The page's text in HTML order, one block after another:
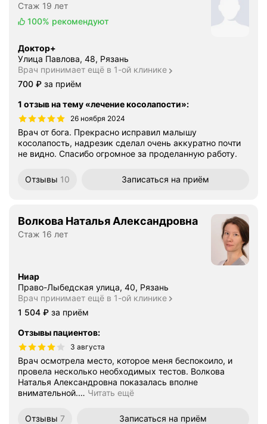
Стаж 19 лет
100% рекомендуют
Доктор+
Улица Павлова, 48, Рязань
Врач принимает ещё в 1-ой клинике
Цена
700 ₽ за приём
1 отзыв на тему «лечение косолапости»:
26 ноября 2024
Врач от бога. Прекрасно исправил малышу
косолапость, надрезик сделал очень аккуратно почти
не видно. Спасибо огромное за проделанную работу.
Отзывы 10 Записаться на приём
Волкова Наталья Александровна
Стаж 16 лет
Ниар
Право-Лыбедская улица, 40, Рязань
Врач принимает ещё в 1-ой клинике
Цена
1504
1 504 ₽ за приём
Отзывы пациентов:
3 августа
Врач осмотрела место, которое меня беспокоило, и
провела несколько необходимых тестов. Волкова
Наталья Александровна показалась вполне
внимательной.… Читать ещё
Отзывы 7 Записаться на приём